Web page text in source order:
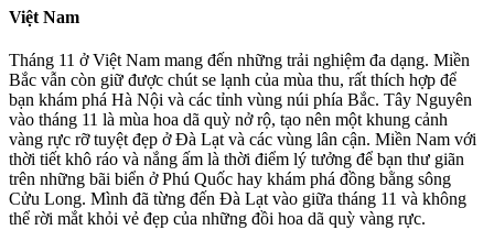
Việt Nam
Tháng 11 ở Việt Nam mang đến những trải nghiệm đa dạng. Miền
Bắc vẫn còn giữ được chút se lạnh của mùa thu, rất thích hợp để
bạn khám phá Hà Nội và các tỉnh vùng núi phía Bắc. Tây Nguyên
vào tháng 11 là mùa hoa dã quỳ nở rộ, tạo nên một khung cảnh
vàng rực rỡ tuyệt đẹp ở Đà Lạt và các vùng lân cận. Miền Nam với
thời tiết khô ráo và nắng ấm là thời điểm lý tưởng để bạn thư giãn
trên những bãi biển ở Phú Quốc hay khám phá đồng bằng sông
Cửu Long. Mình đã từng đến Đà Lạt vào giữa tháng 11 và không
thể rời mắt khỏi vẻ đẹp của những đồi hoa dã quỳ vàng rực.